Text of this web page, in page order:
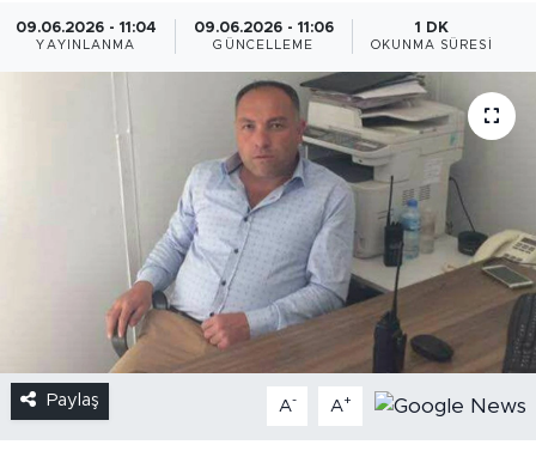
09.06.2026 - 11:04
YAYINLANMA
09.06.2026 - 11:06
GÜNCELLEME
1 DK
OKUNMA SÜRESI
Paylaş A- A+